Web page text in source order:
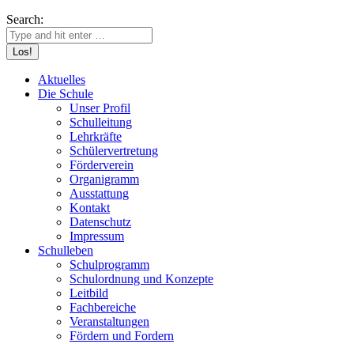
Search:
Aktuelles
Die Schule
Unser Profil
Schulleitung
Lehrkräfte
Schülervertretung
Förderverein
Organigramm
Ausstattung
Kontakt
Datenschutz
Impressum
Schulleben
Schulprogramm
Schulordnung und Konzepte
Leitbild
Fachbereiche
Veranstaltungen
Fördern und Fordern